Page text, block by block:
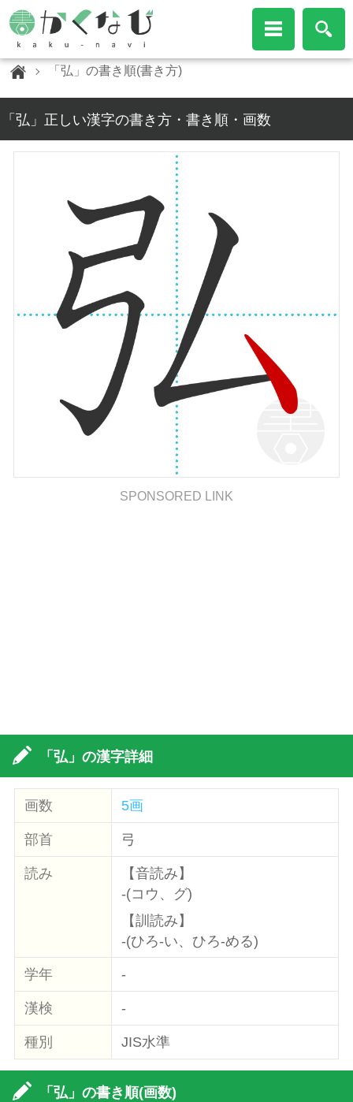
「弘」の書き順(書き方)
「弘」正しい漢字の書き方・書き順・画数
SPONSORED LINK
「弘」の漢字詳細
画数 5画
部首 弓
読み
【音読み】
-(コウ、グ)
【訓読み】
-(ひろ-い、ひろ-める)
学年 -
漢検 -
種別 JIS水準
「弘」の書き順(画数)